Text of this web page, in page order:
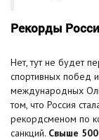
Рекорды
Нет, тут не будет
спортивных побед
международных
том, что Россия
рекордсменом по
санкций. Свыше